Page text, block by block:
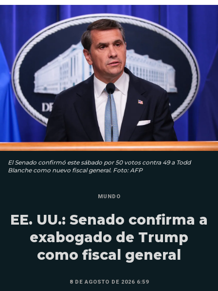
El Senado confirmó este sábado por 50 votos contra 49 a Todd
Blanche como nuevo fiscal general. Foto: AFP
MUNDO
EE. UU.: Senado confirma a
exabogado de Trump
como fiscal general
8 DE AGOSTO DE 2026 6:59